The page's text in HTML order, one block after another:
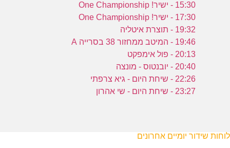
15:30 - ישיר! One Championship
17:30 - ישיר! One Championship
19:32 - תוצרת איטליה
19:46 - המיטב ממחזור 38 בסרייה A
20:13 - פול אימפקט
20:40 - יובנטוס - מונצה
22:26 - שיחת היום - גיא צרפתי
23:27 - שיחת היום - שי אהרון
לוחות שידור יומיים אחרונים